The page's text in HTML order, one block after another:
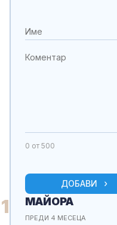
0 от 500
ДОБАВИ
1 МАЙОРА
ПРЕДИ 4 МЕСЕЦА